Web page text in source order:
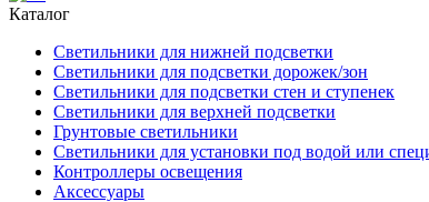
Каталог
Светильники для нижней подсветки
Светильники для подсветки дорожек/зон
Светильники для подсветки стен и ступенек
Светильники для верхней подсветки
Грунтовые светильники
Светильники для установки под водой или
Контроллеры освещения
Аксессуары